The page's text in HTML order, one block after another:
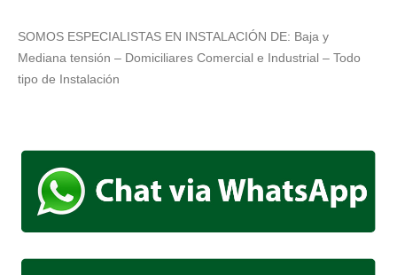
SOMOS ESPECIALISTAS EN INSTALACIÓN DE: Baja y
Mediana tensión – Domiciliares Comercial e Industrial – Todo
tipo de Instalación